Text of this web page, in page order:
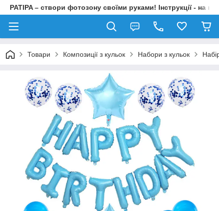
PATIPA – створи фотозону своїми руками! Інструкції - на
Товари Композиції з кульок Набори з кульок